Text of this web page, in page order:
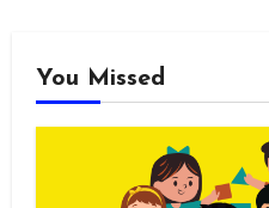
You Missed